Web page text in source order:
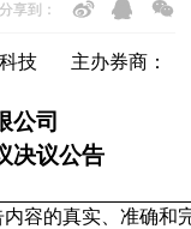
分享到：
技
主办券商：
公司
决议公告
容的真实、准确